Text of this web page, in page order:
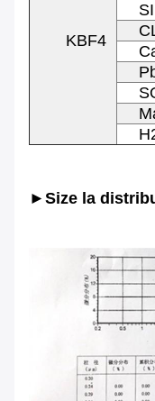
KBF4
SI
►Size la